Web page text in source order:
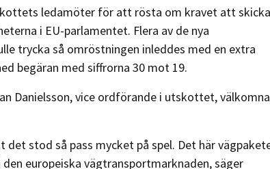
ledamöter för att rösta om kravet att skicka
i EU-parlamentet. Flera av de nya
trycka så omröstningen inleddes med en extra
begäran med siffrorna 30 mot 19.
Danielsson, vice ordförande i utskottet,
stod så pass mycket på spel. Det här
europeiska vägtransportmarknaden, säger